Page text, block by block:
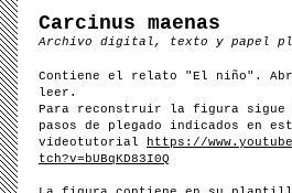
Carcinus maenas
Archivo digital, texto y papel
Contiene el relato "El niño".
leer.
Para reconstruir la figura sigue
pasos de plegado indicados en
videotutorial
https://
tch?v=bUBqKD83I0Q